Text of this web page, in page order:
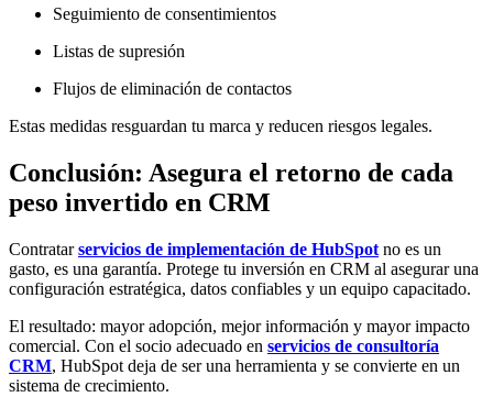
Seguimiento de consentimientos
Listas de supresión
Flujos de eliminación de contactos
Estas medidas resguardan tu marca y reducen riesgos legales.
Conclusión: Asegura el retorno de cada
peso invertido en CRM
Contratarservicios de implementación de HubSpot no es un
gasto, es una garantía. Protege tu inversión en CRM al asegurar una
configuración estratégica, datos confiables y un equipo capacitado.
El resultado: mayor adopción, mejor información y mayor impacto
comercial. Con el socio adecuado en servicios de consultoría
CRM, HubSpot deja de ser una herramienta y se convierte en un
sistema de crecimiento.